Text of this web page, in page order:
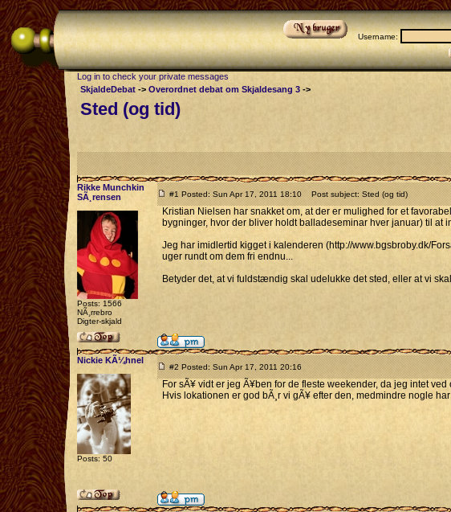
Username:
Log in to check your private messages
SkjaldeDebat -> Overordnet debat om Skjaldesang 3 ->
Sted (og tid)
Rikke Munchkin
SÃ¸rensen
Posts: 1566
NÃ¸rrebro
Digter-skjald
#1 Posted: Sun Apr 17, 2011 18:10 Post subject: Sted (og tid)
Kristian Nielsen har snakket om, at der er mulighed for et
bygninger, hvor der bliver holdt balladeseminar hver januar) til
Jeg har imidlertid kigget i kalenderen (http://www.bgsbroby.dk/
uger rundt om dem fri endnu...
Betyder det, at vi fuldstændig skal udelukke det sted, eller at vi
Nickie KÃ¼hnel
Posts: 50
#2 Posted: Sun Apr 17, 2011 20:16
For sÃ¥ vidt er jeg Ã¥ben for de fleste weekender, da jeg intet
Hvis lokationen er god bÃ¸r vi gÃ¥ efter den, medmindre nogle